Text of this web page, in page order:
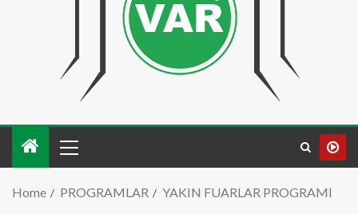
Home PROGRAMLAR YAKIN FUARLAR PROGRAMI